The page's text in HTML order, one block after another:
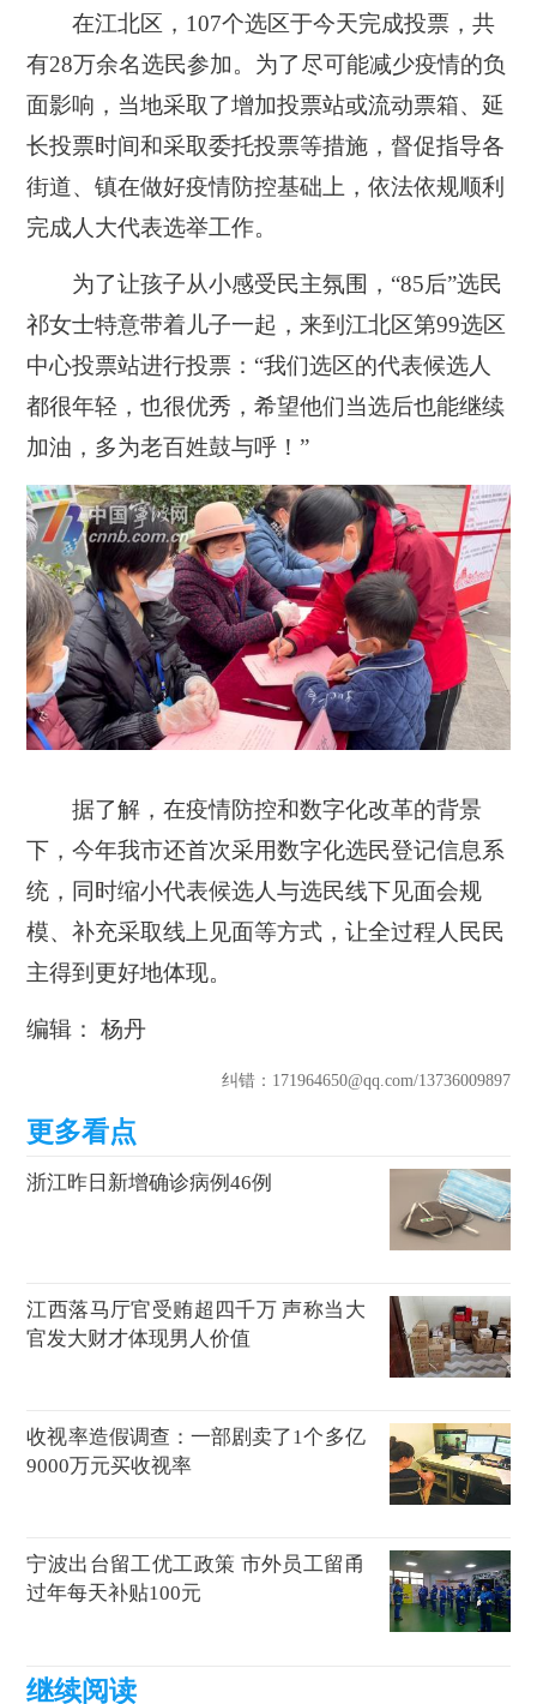
在江北区，107个选区于今天完成投票，共
有28万余名选民参加。为了尽可能减少疫情的负
面影响，当地采取了增加投票站或流动票箱、延
长投票时间和采取委托投票等措施，督促指导各
街道、镇在做好疫情防控基础上，依法依规顺利
完成人大代表选举工作。
为了让孩子从小感受民主氛围，“85后”选民
祁女士特意带着儿子一起，来到江北区第99选区
中心投票站进行投票：“我们选区的代表候选人
都很年轻，也很优秀，希望他们当选后也能继续
加油，多为老百姓鼓与呼！”
据了解，在疫情防控和数字化改革的背景
下，今年我市还首次采用数字化选民登记信息系
统，同时缩小代表候选人与选民线下见面会规
模、补充采取线上见面等方式，让全过程人民民
主得到更好地体现。
编辑： 杨丹
纠错：171964650@qq.com/13736009897
浙江昨日新增确诊病例46例
江西落马厅官受贿超四千万 声称当大
官发大财才体现男人价值
收视率造假调查：一部剧卖了1个多亿
9000万元买收视率
宁波出台留工优工政策 市外员工留甬
过年每天补贴100元